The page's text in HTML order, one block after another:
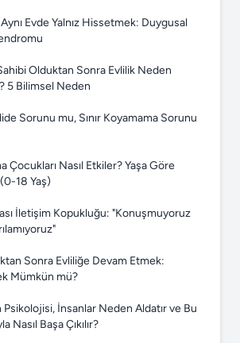
Evde Yalnız Hissetmek: Duygusal
Olduktan Sonra Evlilik Neden
5 Bilimsel Neden
Sorunu mu, Sınır Koyamama Sorunu
Çocukları Nasıl Etkiler? Yaşa Göre
18 Yaş)
İletişim Kopukluğu: "Konuşmuyoruz
Sonra Evliliğe Devam Etmek:
Mümkün mü?
Psikolojisi, İnsanlar Neden Aldatır ve Bu
Nasıl Başa Çıkılır?